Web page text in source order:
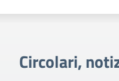
Circolari,